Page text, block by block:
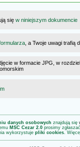
się w niniejszym dokumencie
, a Twoje uwagi trafią
w formacie JPG, w
danych osobowych znajdują się
MSC Cezar 2.0 prosimy
wykorzystuje pliki cookies.